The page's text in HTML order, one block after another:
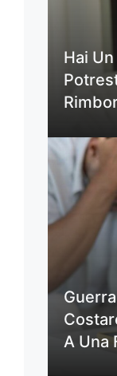
Hai
A Una